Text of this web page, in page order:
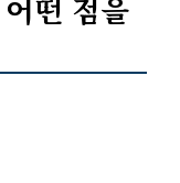
떤 점을